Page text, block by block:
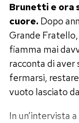
Brunetti e ora
cuore. Dopo
Grande
fiamma mai
racconta di
fermarsi,
vuoto lasciato
In un’intervista a